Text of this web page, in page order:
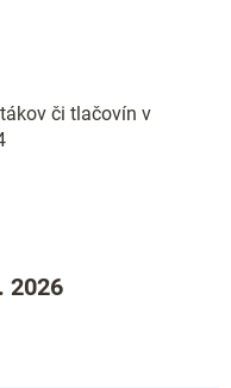
či tlačovín v
2026